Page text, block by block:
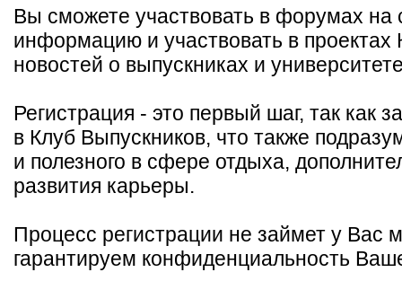
Вы сможете участвовать в форумах на
информацию и участвовать в проектах
новостей о выпускниках и
Регистрация - это первый шаг, так как
в Клуб Выпускников, что также
и полезного в сфере отдыха,
развития карьеры.
Процесс регистрации не займет у Вас
гарантируем конфиденциальность